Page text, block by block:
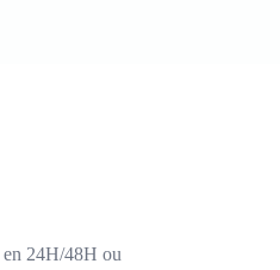
en 24H/48H ou